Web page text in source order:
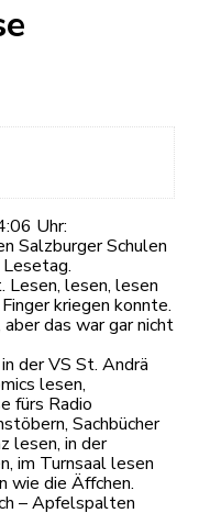
Uhr:
Salzburger Schulen
Lesen, lesen, lesen
kriegen konnte.
das war gar nicht
der VS St. Andrä
lesen,
fürs Radio
Sachbücher
lesen, in der
im Turnsaal lesen
wie die Äffchen.
– Apfelspalten